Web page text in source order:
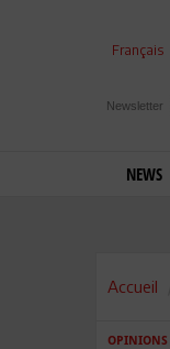
Français
Newsletter
NEWS
Accueil
OPINIONS